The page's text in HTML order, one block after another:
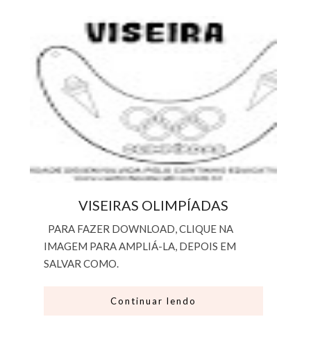
VISEIRAS OLIMPÍADAS
PARA FAZER DOWNLOAD, CLIQUE NA
IMAGEM PARA AMPLIÁ-LA, DEPOIS EM
SALVAR COMO.
Continuar lendo